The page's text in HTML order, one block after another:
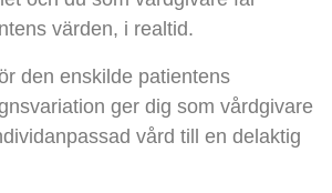
värden, i realtid.
den enskilde patientens
ger dig som vårdgivare
vård till en delaktig